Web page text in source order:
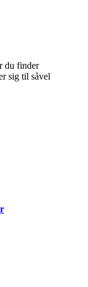
du finder
sig til såvel